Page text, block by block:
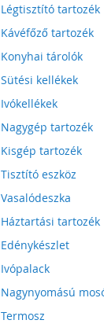
Légtisztító tartozék
Kávéfőző tartozék
Konyhai tárolók
Sütési kellékek
Ivókellékek
Nagygép tartozék
Kisgép tartozék
Tisztító eszköz
Vasalódeszka
Háztartási tartozék
Edénykészlet
Ivópalack
Nagynyomású
Termosz